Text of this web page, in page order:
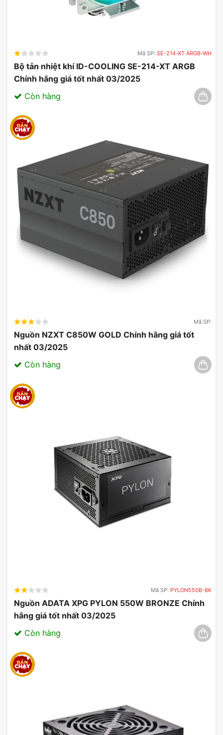
Mã SP: SE-214-XT ARGB-WH
Bộ tản nhiệt khí ID-COOLING SE-214-XT ARGB
Chính hãng giá tốt nhất 03/2025
Còn hàng
Mã SP:
Nguồn NZXT C850W GOLD Chính hãng giá tốt
nhất 03/2025
Còn hàng
Mã SP: PYLON550B-BK
Nguồn ADATA XPG PYLON 550W BRONZE Chính
hãng giá tốt nhất 03/2025
Còn hàng